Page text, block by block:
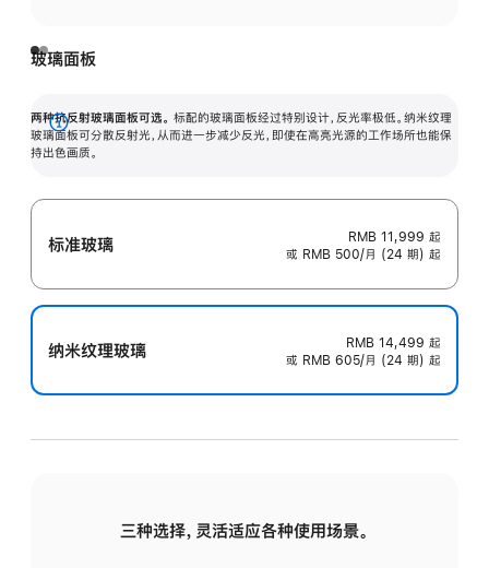
玻璃面板
两种抗反射玻璃面板可选。 标配的玻璃面板经过特别设计，反光率极低。纳米纹理
玻璃面板可分散反射光，从而进一步减少反光，即使在高亮光源的工作场所也能保
持出色画质。
展
开
标准玻璃 RMB 11,999 起
或 RMB 500/月 (24 期) 起
纳米纹理玻璃 RMB 14,499 起
或 RMB 605/月 (24 期) 起
三种选择，灵活适应各种使用场景。